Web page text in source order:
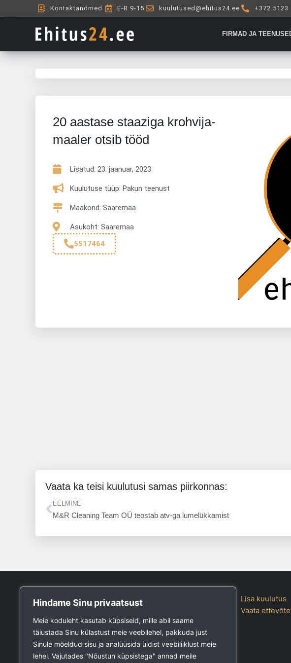
Hindame Sinu privaatsust
Meie koduleht kasutab küpsiseid, mille abil saame
täiustada Sinu külastust meie veebilehel, pakkuda just
Sinule mõeldud sisu ja analüüsida üldist veebiliiklust meie
lehel. Vajutades "Nõustun küpsistega" annad meile
to
Kontaktandmed E-R 9-15 kuulutused@ehitus24.ee +372 5123
FIRMAD JA
20 aastase staaziga krohvija-
maaler otsib tööd
Lisatud: 23. jaanuar, 2023
Kuulutuse tüüp: Pakun teenust
Maakond: Saaremaa
Asukoht: Saaremaa
5517464
Vaata ka teisi kuulutusi samas piirkonnas:
Prev
EELMINE
M&R Cleaning Team OÜ teostab atv-ga lumelükkamist
Tööpank
Kuulutused
Firmad ja teenused
Ehitustööde päring
Ehitusmaterjali päring
Lisa kuulutus
Vaata